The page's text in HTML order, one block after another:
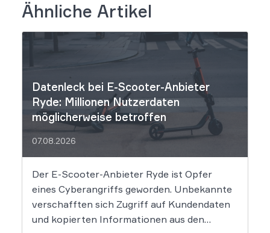
Ähnliche Artikel
Datenleck bei E-Scooter-Anbieter
Ryde: Millionen Nutzerdaten
möglicherweise betroffen
07.08.2026
Der E-Scooter-Anbieter Ryde ist Opfer
eines Cyberangriffs geworden. Unbekannte
verschafften sich Zugriff auf Kundendaten
und kopierten Informationen aus den